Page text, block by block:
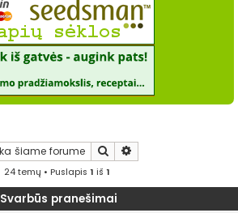
Ieškoti
24 temų • Puslapis 1 iš 1
Svarbūs pranešimai